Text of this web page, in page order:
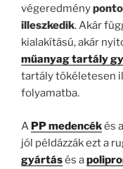
végeredmény
illeszkedik. Akár
kialakítású, akár
műanyag tartály
tartály tökéletesen
folyamatba.
A PP medencékés a
jól példázzák ezt a
gyártásés a